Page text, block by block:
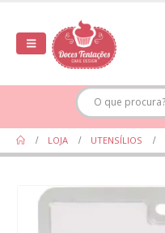
LOJA UTENSÍLIOS